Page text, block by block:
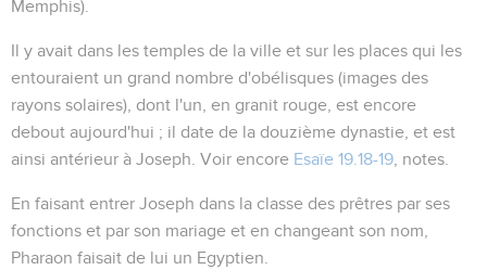
Memphis).
Il y avait dans les temples de la ville et sur les places qui les
entouraient un grand nombre d'obélisques (images des
rayons solaires), dont l'un, en granit rouge, est encore
debout aujourd'hui ; il date de la douzième dynastie, et est
ainsi antérieur à Joseph. Voir encore Esaïe 19.18-19 , notes.
En faisant entrer Joseph dans la classe des prêtres par ses
fonctions et par son mariage et en changeant son nom,
Pharaon faisait de lui un Egyptien.